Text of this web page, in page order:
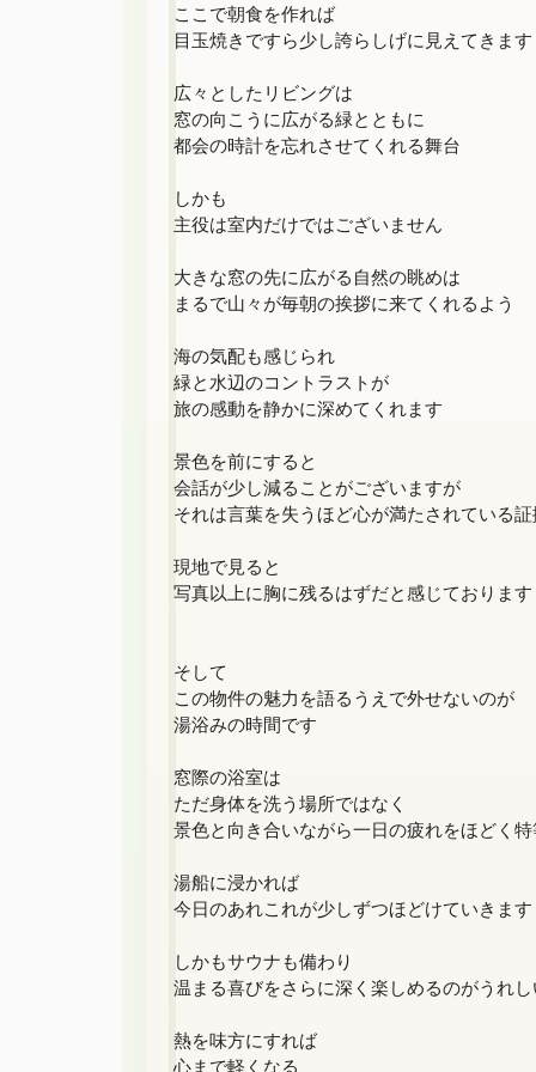
ここで朝食を作れば
目玉焼きですら少し誇らしげに見えてきます
広々としたリビングは
窓の向こうに広がる緑とともに
都会の時計を忘れさせてくれる舞台
しかも
主役は室内だけではございません
大きな窓の先に広がる自然の眺めは
まるで山々が毎朝の挨拶に来てくれるよう
海の気配も感じられ
緑と水辺のコントラストが
旅の感動を静かに深めてくれます
景色を前にすると
会話が少し減ることがございますが
それは言葉を失うほど心が満たされている証
現地で見ると
写真以上に胸に残るはずだと感じております
そして
この物件の魅力を語るうえで外せないのが
湯浴みの時間です
窓際の浴室は
ただ身体を洗う場所ではなく
景色と向き合いながら一日の疲れをほどく
湯船に浸かれば
今日のあれこれが少しずつほどけていきます
しかもサウナも備わり
温まる喜びをさらに深く楽しめるのがうれし
熱を味方にすれば
心まで軽くなる